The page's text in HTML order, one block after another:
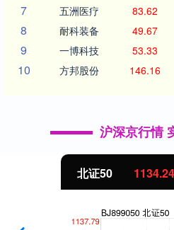
7 五洲医疗 83.62
8 耐科装备 49.67
9 一博科技 53.33
10 方邦股份 146.16
沪深京行情
北证50 1134.24